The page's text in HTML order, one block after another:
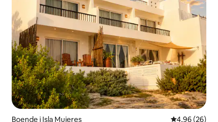
Boende i Isla Mujeres 4,96 av 5 i
4,96 (26)